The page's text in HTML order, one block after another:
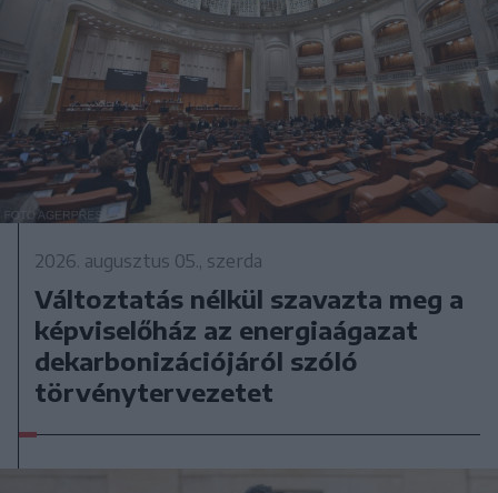
2026. augusztus 05., szerda
Változtatás nélkül szavazta meg a
képviselőház az energiaágazat
dekarbonizációjáról szóló
törvénytervezetet